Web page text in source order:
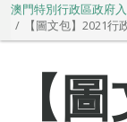
澳門特別行政區政府
【圖文包】2021
【